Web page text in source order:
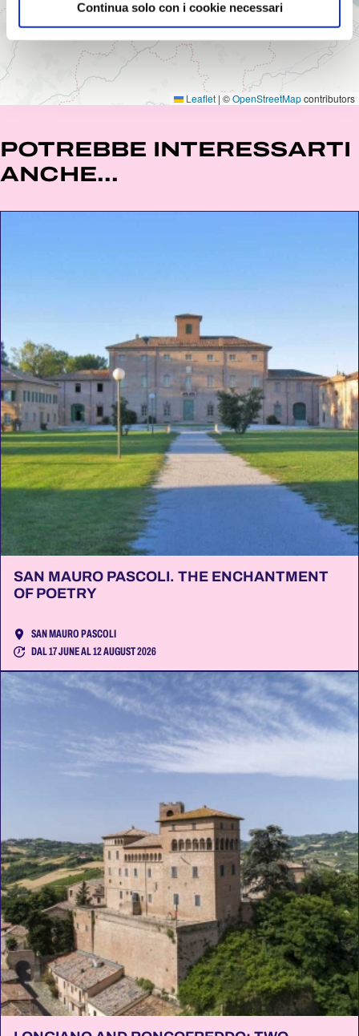
Continua solo con i cookie necessari
Leaflet | ©OpenStreetMapcontributors
POTREBBE INTERESSARTI
ANCHE...
SAN MAURO PASCOLI. THE ENCHANTMENT
OF POETRY
SAN MAURO PASCOLI
DAL 17 JUNE AL 12 AUGUST 2026